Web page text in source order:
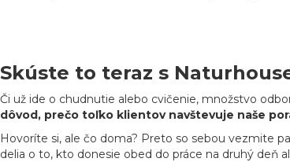
Skúste to teraz s
Či už ide o chudnutie alebo cvičenie, množstvo
dôvod, prečo toľko klientov navštevuje naše
Hovoríte si, ale čo doma? Preto so sebou vezmite
delia o to, kto donesie obed do práce na druhý deň